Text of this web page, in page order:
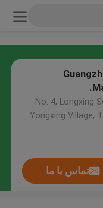
No. 4, Longxing
Yongxing Village,
تماس با ما